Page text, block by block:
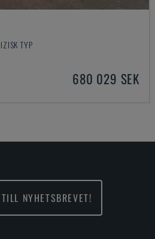
TYP
680 029 SEK
NYHETSBREVET!